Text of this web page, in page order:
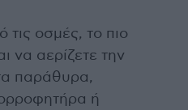
τις οσμές, το πιο
να αερίζετε την
παράθυρα,
ή